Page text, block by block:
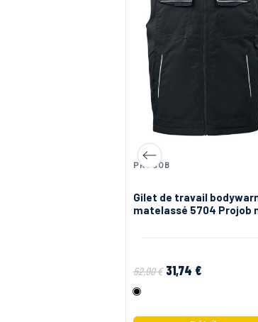
PROJOB
Gilet de travail
matelassé 5704 Projob
52,90 € 31,74 €
Noir